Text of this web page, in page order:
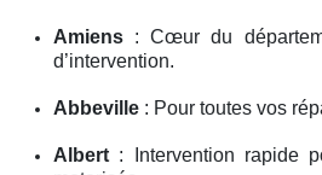
Amiens : Cœur du
d’intervention.
Abbeville : Pour toutes vos
Albert : Intervention rapide